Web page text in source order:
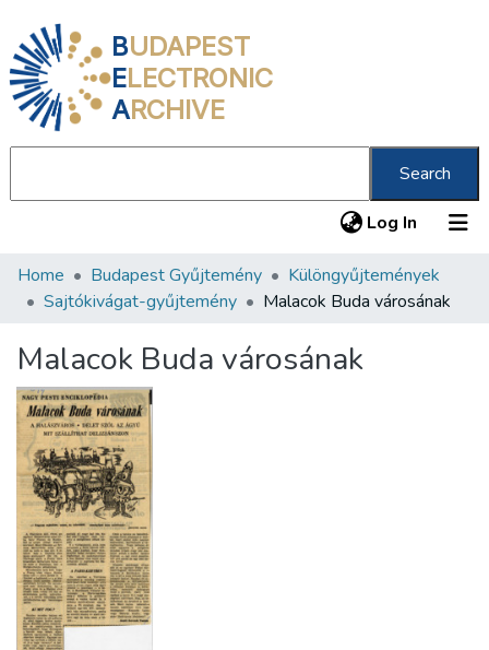
BUDAPEST
ELECTRONIC
ARCHIVE
Search
Log In (current)
Communities & Collections
Statistics
About us
Home Budapest Gyűjtemény
Különgyűjtemények
Sajtókivágat-gyűjtemény
Malacok Buda városának
Malacok Buda városának